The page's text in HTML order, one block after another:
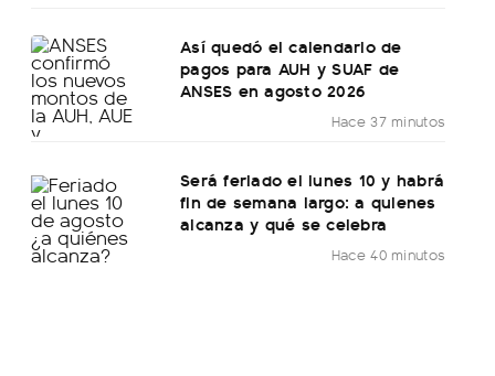
Así quedó el calendario de
pagos para AUH y SUAF de
ANSES en agosto 2026
Hace 37 minutos
Será feriado el lunes 10 y habrá
fin de semana largo: a quienes
alcanza y qué se celebra
Hace 40 minutos